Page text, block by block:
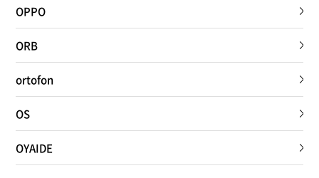
OPPO
ORB
ortofon
OS
OYAIDE